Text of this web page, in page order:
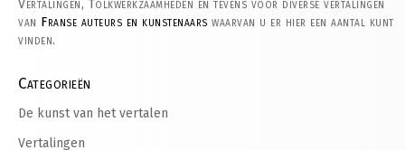
Vertalingen, Tolkwerkzaamheden en tevens voor diverse vertalingen
van Franse auteurs en kunstenaars waarvan u er hier een aantal kunt
vinden.
Categorieën
De kunst van het vertalen
Vertalingen